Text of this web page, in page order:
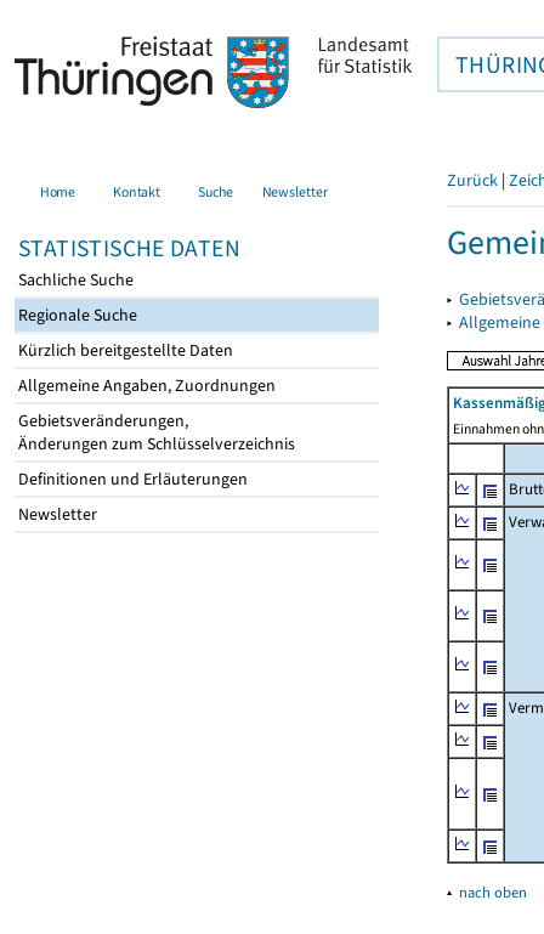
Home Kontakt Suche Newsletter
STATISTISCHE DATEN
Sachliche Suche
Regionale Suche
Kürzlich bereitgestellte Daten
Allgemeine Angaben, Zuordnungen
Gebietsveränderungen,
Änderungen zum Schlüsselverzeichnis
Definitionen und Erläuterungen
Newsletter
Zurück |
▸
▸
Einnahmen
▴ nach oben